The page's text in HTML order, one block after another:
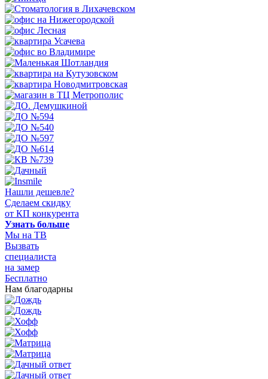
Нашли дешевле?
Сделаем скидку
от КП конкурента
Узнать больше
Мы на ТВ
Вызвать
специалиста
на замер
Бесплатно
Нам благодарны